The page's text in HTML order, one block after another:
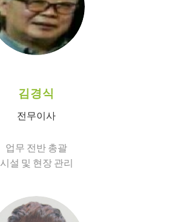
김경식
전무이사
업무 전반 총괄
시설 및 현장 관리